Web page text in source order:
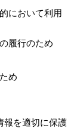
において利用
履行のため
め
報を適切に保護